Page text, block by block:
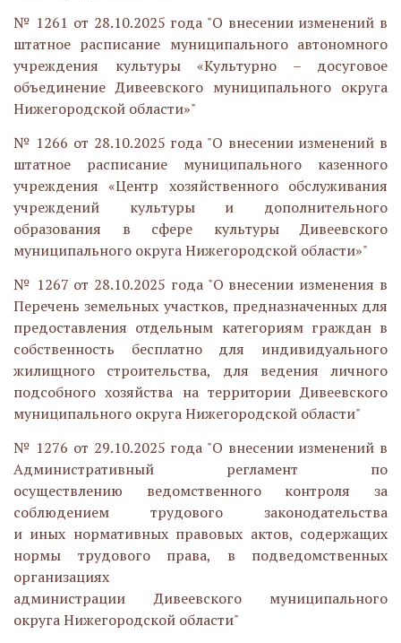
№ 1261 от 28.10.2025 года "О внесении изменений в
штатное расписание муниципального автономного
учреждения культуры «Культурно – досуговое
объединение Дивеевского муниципального округа
Нижегородской области»"
№ 1266 от 28.10.2025 года "О внесении изменений в
штатное расписание муниципального казенного
учреждения «Центр хозяйственного обслуживания
учреждений культуры и дополнительного
образования в сфере культуры Дивеевского
муниципального округа Нижегородской области»"
№ 1267 от 28.10.2025 года "О внесении изменения в
Перечень земельных участков, предназначенных для
предоставления отдельным категориям граждан в
собственность бесплатно для индивидуального
жилищного строительства, для ведения личного
подсобного хозяйства на территории Дивеевского
муниципального округа Нижегородской области"
№ 1276 от 29.10.2025 года "О внесении изменений в
Административный регламент по
осуществлению ведомственного контроля за
соблюдением трудового законодательства
и иных нормативных правовых актов, содержащих
нормы трудового права, в подведомственных
организациях
администрации Дивеевского муниципального
округа Нижегородской области"